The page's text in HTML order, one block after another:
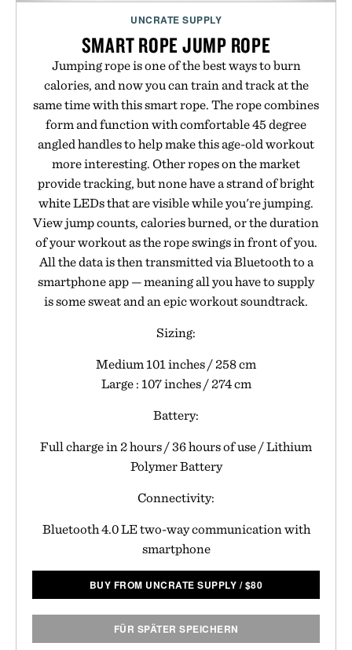
UNCRATE SUPPLY
SMART ROPE JUMP ROPE
Jumping rope is one of the best ways to burn
calories, and now you can train and track at the
same time with this smart rope. The rope combines
form and function with comfortable 45 degree
angled handles to help make this age-old workout
more interesting. Other ropes on the market
provide tracking, but none have a strand of bright
white LEDs that are visible while you're jumping.
View jump counts, calories burned, or the duration
of your workout as the rope swings in front of you.
All the data is then transmitted via Bluetooth to a
smartphone app — meaning all you have to supply
is some sweat and an epic workout soundtrack.
Sizing:
Medium 101 inches / 258 cm
Large : 107 inches / 274 cm
Battery:
Full charge in 2 hours / 36 hours of use / Lithium
Polymer Battery
Connectivity:
Bluetooth 4.0 LE two-way communication with
smartphone
BUY FROM UNCRATE SUPPLY /$80
FÜR SPÄTER SPEICHERN